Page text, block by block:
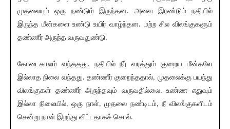
முதலையும் ஒரு நண்டும் இருந்தன. அவை இரண்டும் நதியில்
இருந்த மீன்களை உண்டு உயிர் வாழ்ந்தன. மற்ற சில விலங்குகளும்
தண்ணீர் அருந்த வருவதுண்டு.
கோடைகாலம் வந்ததது. நதியில் நீர் வரத்தும் குறைய மீன்களே
இல்லாத நிலை வந்தது. தண்ணீர் குறைந்ததால், முதலைக்கு பயந்து
விலங்குகள் தண்ணீர் அருந்தவும் வருவதில்லை. உண்ண எதுவும்
இல்லா நிலையில், ஒரு நாள், முதலை நண்டிடம், நீ விலங்குகளிடம்
சென்று நான் இறந்து விட்டதாகச் சொல்.